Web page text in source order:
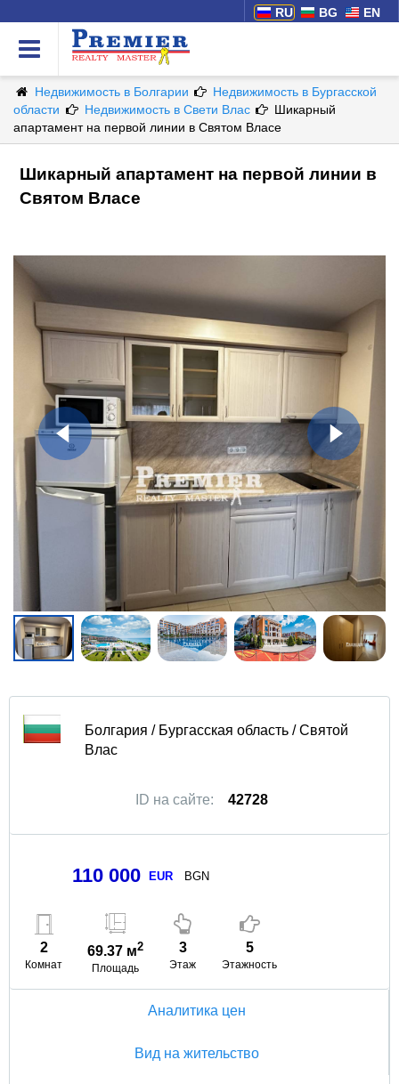
RU BG EN
Недвижимость в Болгарии
Недвижимость в Бургасской
области
Недвижимость в Свети Влас
Шикарный
апартамент на первой линии в Святом Власе
Шикарный апартамент на первой линии в
Святом Власе
Болгария / Бургасская область / Святой
Влас
42728
ID на сайте:
110 000 EUR BGN
2
Комнат
69.37 м2
Площадь
3
Этаж
5
Этажность
Аналитика цен
Вид на жительство